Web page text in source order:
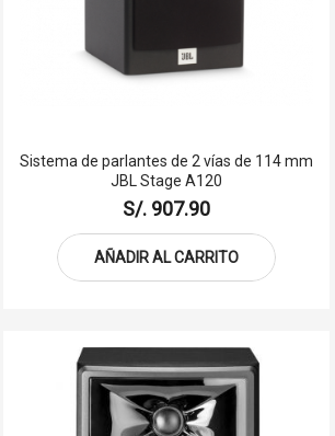
Sistema de parlantes de 2 vías de 114 mm
JBL Stage A120
S/. 907.90
AÑADIR AL CARRITO